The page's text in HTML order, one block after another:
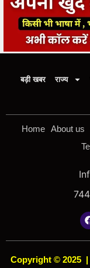
बड़ी खबर राज्य
Home About us
Copyright © 2025 |